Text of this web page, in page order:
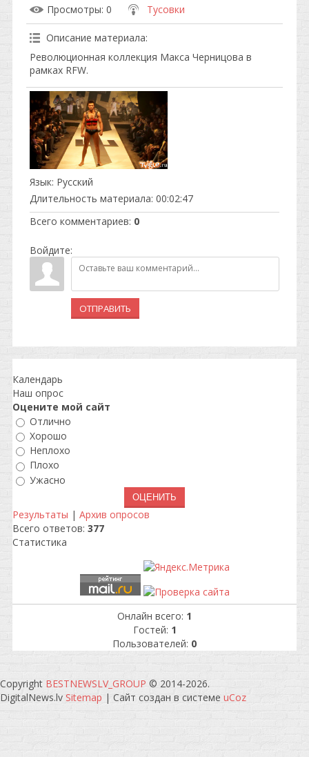
Просмотры: 0 Тусовки
Описание материала:
Революционная коллекция Макса Черницова в
рамках RFW.
Язык: Русский
Длительность материала: 00:02:47
Всего комментариев: 0
Войдите:
ОТПРАВИТЬ
Календарь
Наш опрос
Оцените мой сайт
Отлично
Хорошо
Неплохо
Плохо
Ужасно
Результаты | Архив опросов
Всего ответов: 377
Статистика
Онлайн всего: 1
Гостей: 1
Пользователей: 0
Copyright BESTNEWSLV_GROUP © 2014-2026.
DigitalNews.lv Sitemap | Сайт создан в системе uCoz